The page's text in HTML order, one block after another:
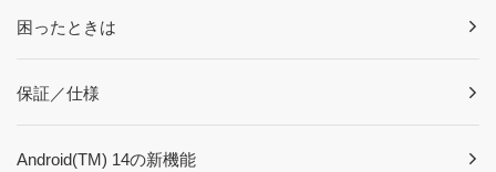
困ったときは
保証／仕様
Android(TM) 14の新機能